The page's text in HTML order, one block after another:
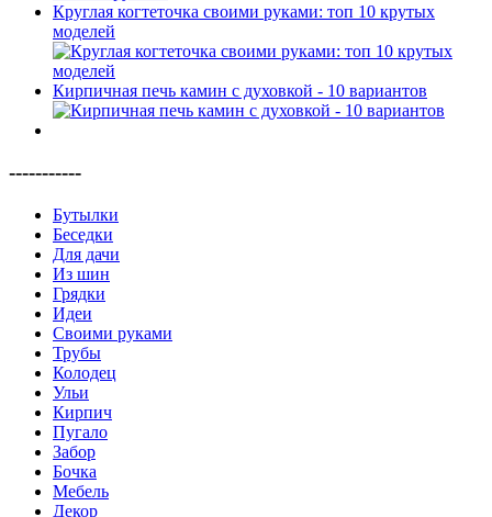
Круглая когтеточка своими руками: топ 10 крутых
моделей
Кирпичная печь камин с духовкой - 10 вариантов
-----------
Бутылки
Беседки
Для дачи
Из шин
Грядки
Идеи
Своими руками
Трубы
Колодец
Ульи
Кирпич
Пугало
Забор
Бочка
Мебель
Декор